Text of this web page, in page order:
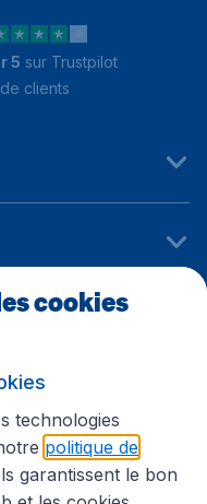
5 sur Trustpilot
clients
cookies
technologies
politique de
garantissent le bon